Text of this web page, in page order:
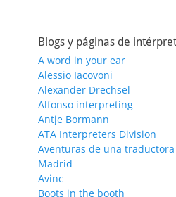
Blogs y páginas de
A word in your ear
Alessio Iacovoni
Alexander Drechsel
Alfonso interpreting
Antje Bormann
ATA Interpreters Division
Aventuras de una
Madrid
Avinc
Boots in the booth